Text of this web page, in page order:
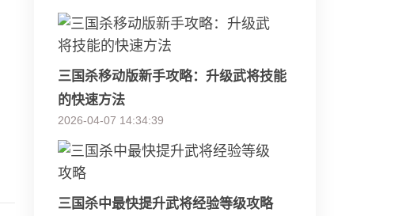
三国杀移动版新手攻略：升级武将技能
的快速方法
2026-04-07 14:34:39
三国杀中最快提升武将经验等级攻略